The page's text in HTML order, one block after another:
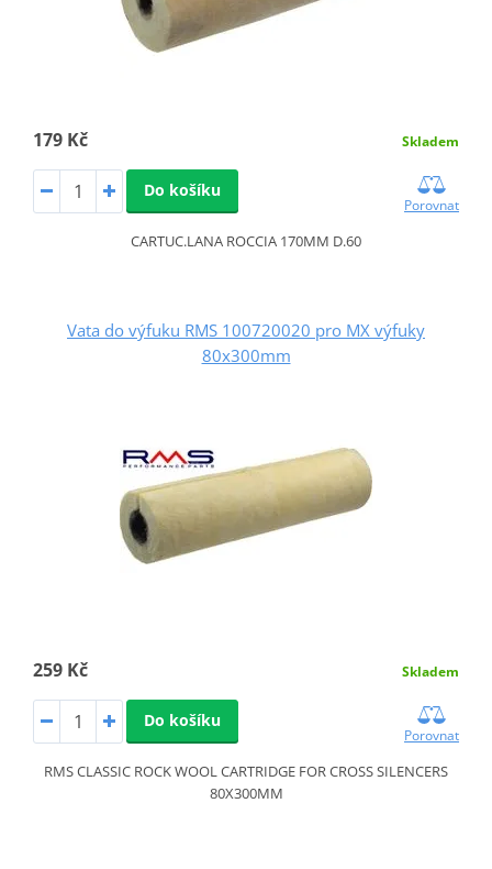
179 Kč Skladem
Do košíku
Porovnat
CARTUC.LANA ROCCIA 170MM D.60
Vata do výfuku RMS 100720020 pro MX výfuky
80x300mm
259 Kč Skladem
Do košíku
Porovnat
RMS CLASSIC ROCK WOOL CARTRIDGE FOR CROSS SILENCERS
80X300MM